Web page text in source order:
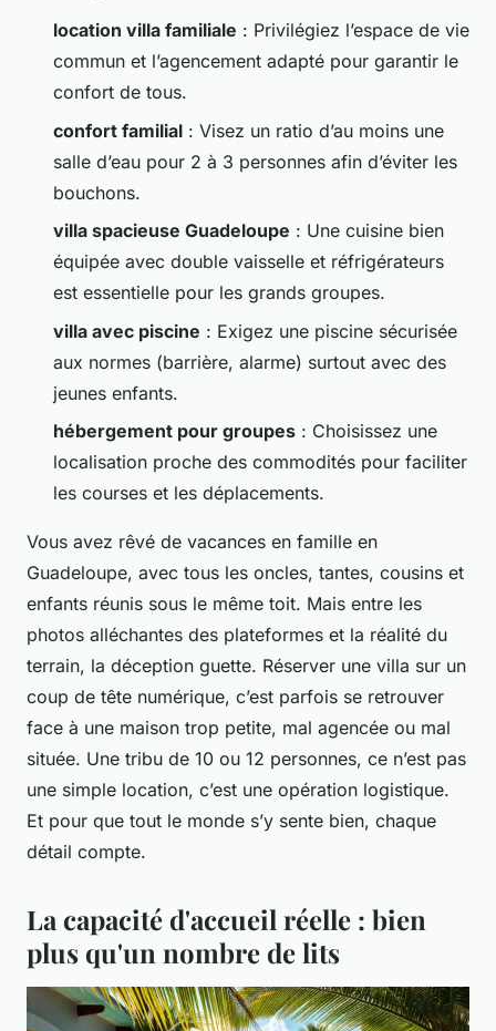
location villa familiale : Privilégiez l’espace de vie
commun et l’agencement adapté pour garantir le
confort de tous.
confort familial : Visez un ratio d’au moins une
salle d’eau pour 2 à 3 personnes afin d’éviter les
bouchons.
villa spacieuse Guadeloupe : Une cuisine bien
équipée avec double vaisselle et réfrigérateurs
est essentielle pour les grands groupes.
villa avec piscine : Exigez une piscine sécurisée
aux normes (barrière, alarme) surtout avec des
jeunes enfants.
hébergement pour groupes : Choisissez une
localisation proche des commodités pour faciliter
les courses et les déplacements.
Vous avez rêvé de vacances en famille en
Guadeloupe, avec tous les oncles, tantes, cousins et
enfants réunis sous le même toit. Mais entre les
photos alléchantes des plateformes et la réalité du
terrain, la déception guette. Réserver une villa sur un
coup de tête numérique, c’est parfois se retrouver
face à une maison trop petite, mal agencée ou mal
située. Une tribu de 10 ou 12 personnes, ce n’est pas
une simple location, c’est une opération logistique.
Et pour que tout le monde s’y sente bien, chaque
détail compte.
La capacité d'accueil réelle : bien
plus qu'un nombre de lits